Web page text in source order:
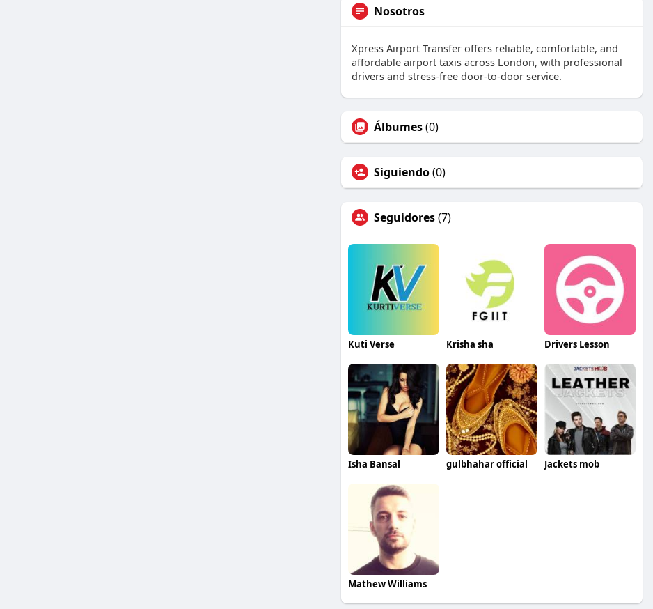
Nosotros
Xpress Airport Transfer offers reliable, comfortable, and
affordable airport taxis across London, with professional
drivers and stress-free door-to-door service.
Álbumes(0)
Siguiendo(0)
Seguidores(7)
Kuti Verse Krisha sha Drivers Lesson
Isha Bansal gulbhahar official Jackets mob
Mathew Williams